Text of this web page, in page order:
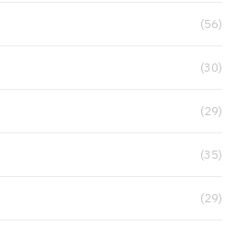
(56)
(30)
(29)
(35)
(29)